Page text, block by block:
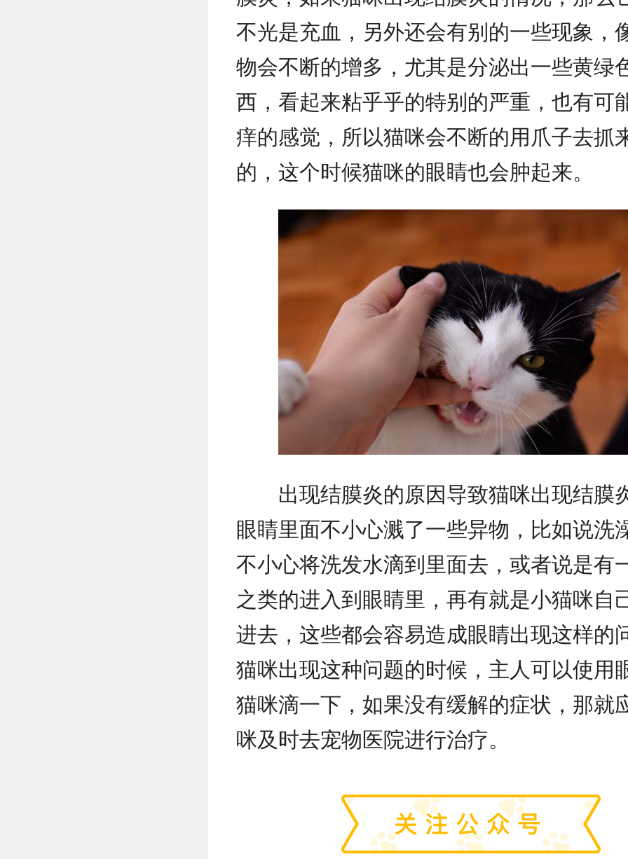
不光是充血，另外还会有别的一些现象，
物会不断的增多，尤其是分泌出一些黄绿
西，看起来粘乎乎的特别的严重，也有可
痒的感觉，所以猫咪会不断的用爪子去抓
的，这个时候猫咪的眼睛也会肿起来。
出现结膜炎的原因导致猫咪出现结膜
眼睛里面不小心溅了一些异物，比如说洗
不小心将洗发水滴到里面去，或者说是有
之类的进入到眼睛里，再有就是小猫咪自
进去，这些都会容易造成眼睛出现这样的
猫咪出现这种问题的时候，主人可以使用
猫咪滴一下，如果没有缓解的症状，那就
咪及时去宠物医院进行治疗。